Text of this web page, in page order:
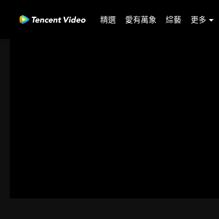
精選 愛有萬象 綜藝 更多